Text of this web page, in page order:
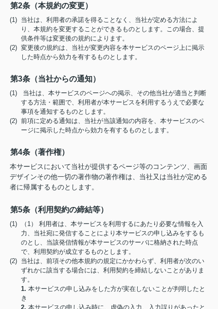
第2条（本規約の変更）
(1) 当社は、利用者の承諾を得ることなく、当社が定める方法によ
り、本規約を変更することができるものとします。この場合、提
供条件等は変更後の規約によります。
(2) 変更後の規約は、当社が変更内容を本サービスのページ上に掲示
した時点から効力を有するものとします。
第3条（当社からの通知）
(1) 当社は、本サービスのページへの掲示、その他当社が適当と判断
する方法・範囲で、利用者が本サービスを利用するうえで必要な
事項を通知するものとします。
(2) 前項に定める通知は、当社が当該通知の内容を、本サービスのペ
ージに掲示した時点から効力を有するものとします。
第4条（著作権）
本サービスにおいて当社が提供するページ等のコンテンツ、画面
デザインその他一切の著作物の著作権は、当社又は当社が定める
者に帰属するものとします。
第5条（利用契約の締結等）
(1) （1） 利用者は、本サービスを利用するにあたり必要な情報を入
力、当社宛に発信することにより本サービスの申し込みをするも
のとし、当該発信情報が本サービスのサーバに格納された時点
で、利用契約が成立するものとします。
(2) 当社は、前項その他本規約の規定にかかわらず、利用者が次のい
ずれかに該当する場合には、利用契約を締結しないことがありま
す。
1. 本サービスの申し込みをした方が実在しないことが判明したと
き
2. 本サービスの申し込み時に、虚偽の入力、入力誤りがあったと